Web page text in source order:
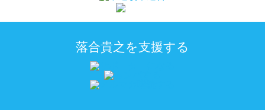
落合貴之を支援する